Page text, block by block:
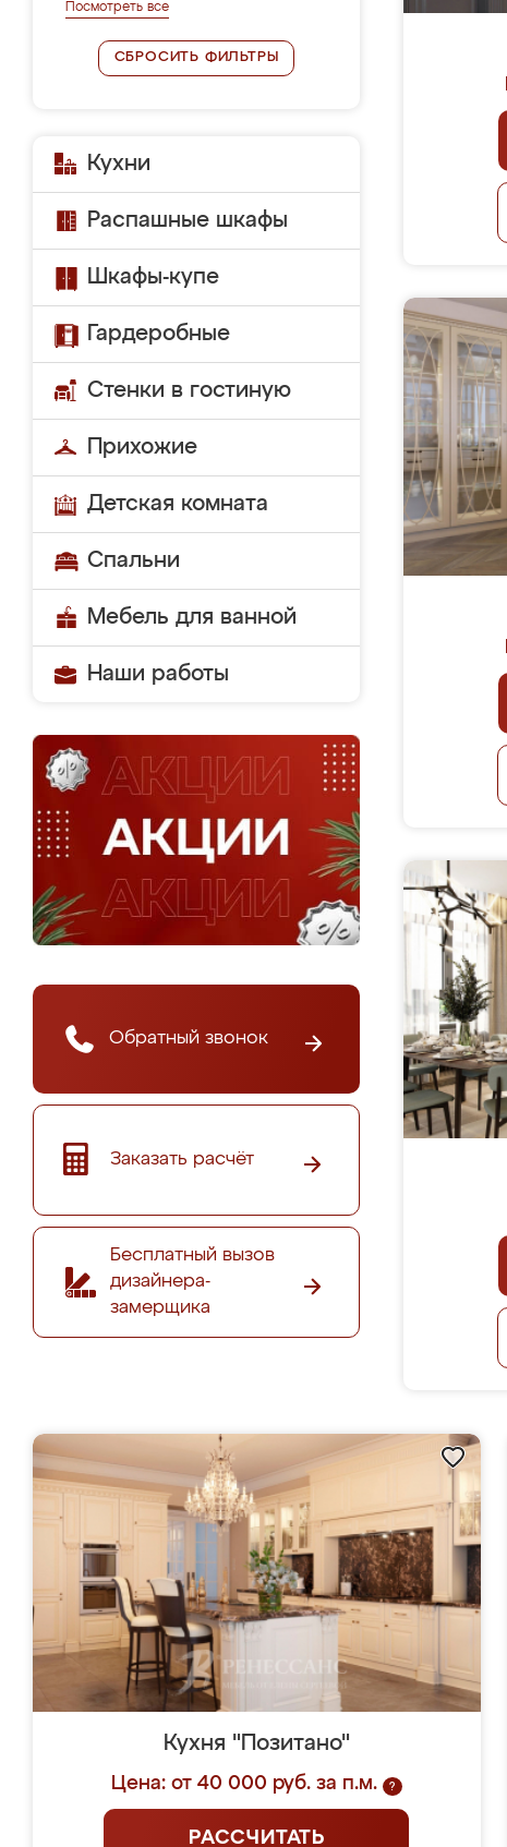
Посмотреть все
СБРОСИТЬ ФИЛЬТРЫ
Кухни
Распашные шкафы
Шкафы-купе
Гардеробные
Стенки в гостиную
Прихожие
Детская комната
Спальни
Мебель для ванной
Наши работы
Обратный звонок
Заказать расчёт
Бесплатный вызов
дизайнера-
замерщика
Кухня "Позитано"
Цена: от 40 000 руб. за п.м. ?
РАССЧИТАТЬ